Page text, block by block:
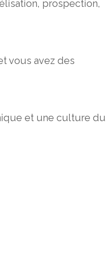
prospection,
vous avez des
et une culture du